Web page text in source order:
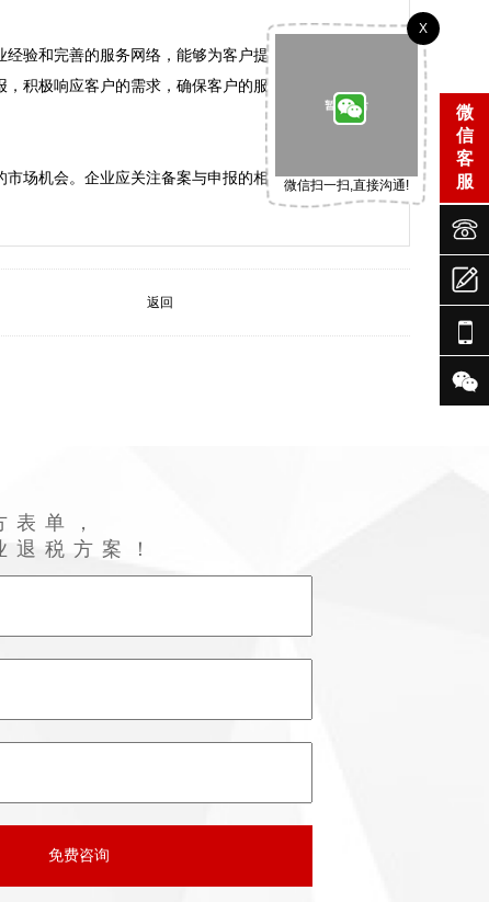
验和完善的服务网络，能够为客户提供一站式的退税
积极响应客户的需求，确保客户的服务保障与价格透
场机会。企业应关注备案与申报的相关规定，确保所
返回
表单，
退税方案！
微
信
客
服
X
微信扫一扫,直接沟通!




